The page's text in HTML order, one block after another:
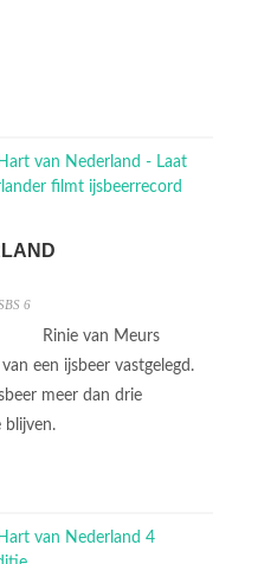
6
Rinie van Meurs
een ijsbeer vastgelegd.
meer dan drie
blijven.